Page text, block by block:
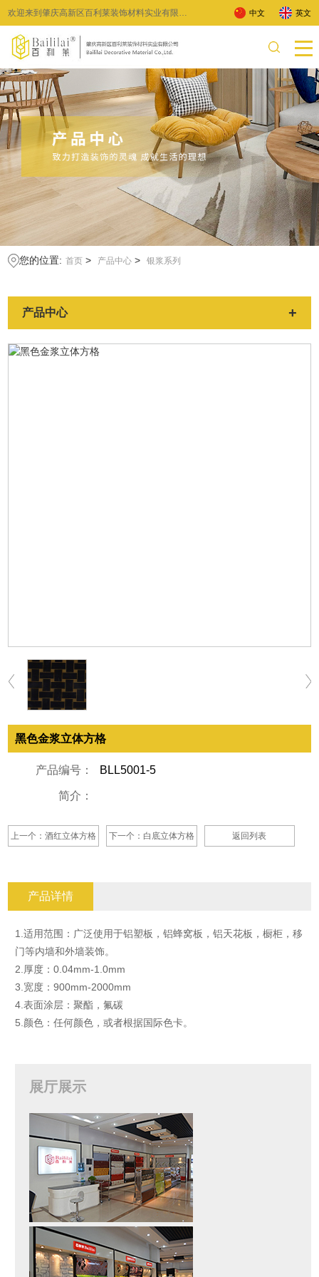
欢迎来到肇庆高新区百利莱装饰材料实业有限公
司 !
中文 英文
您的位置: 首页 > 产品中心 > 银浆系列
产品中心 +
黑色金浆立体方格
产品编号： BLL5001-5
简介：
上一个：酒红立体方格 下一个：白底立体方格 返回列表
产品详情
1.适用范围：广泛使用于铝塑板，铝蜂窝板，铝天花板，橱柜，移
门等内墙和外墙装饰。
2.厚度：0.04mm-1.0mm
3.宽度：900mm-2000mm
4.表面涂层：聚酯，氟碳
5.颜色：任何颜色，或者根据国际色卡。
展厅展示